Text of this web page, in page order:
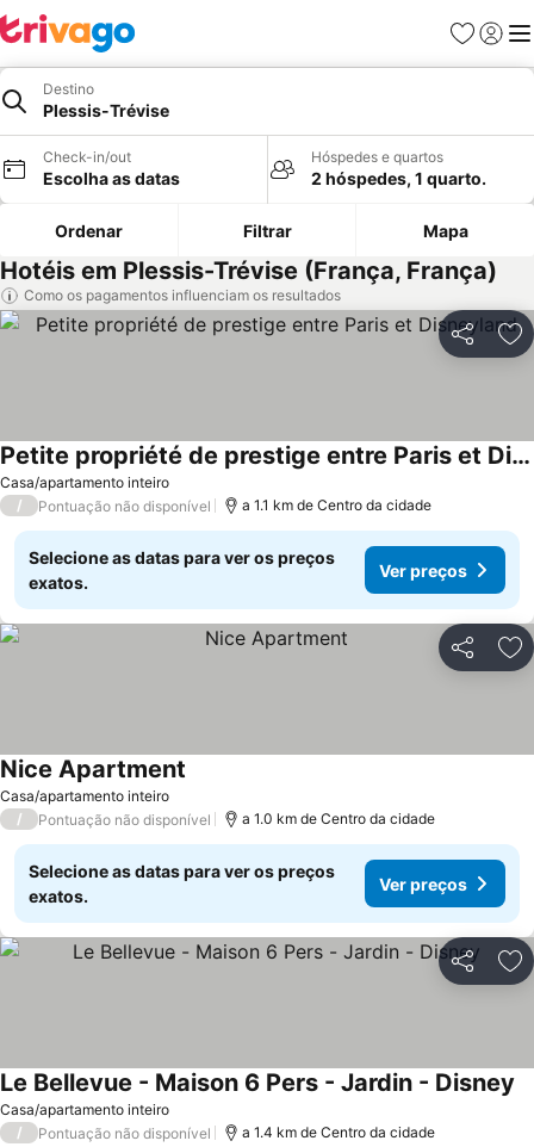
Favoritos
Iniciar
Destino
Plessis-Trévise
Check-in/out
Escolha as datas
Hóspedes e quartos
2 hóspedes, 1 quarto.
Ordenar Filtrar Mapa
Hotéis em Plessis-Trévise (França, França)
Como os pagamentos influenciam os resultados
Partilhar
Casa/apartamento inteiro
Petite propriété de prestige entre Paris et Disneyland
/ Pontuação não disponível a 1.1 km de Centro da cidade
Selecione as datas para ver os preços
exatos.
Ver preços
Partilhar
Casa/apartamento inteiro
Nice Apartment
/ Pontuação não disponível a 1.0 km de Centro da cidade
Selecione as datas para ver os preços
exatos.
Ver preços
Partilhar
Casa/apartamento inteiro
Le Bellevue - Maison 6 Pers - Jardin - Disney
/ Pontuação não disponível a 1.4 km de Centro da cidade